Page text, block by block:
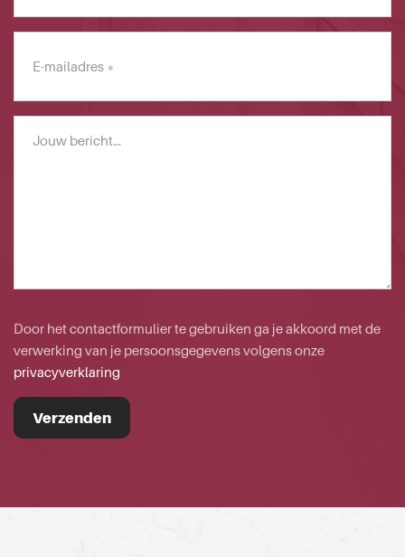
mailadres
Door het contactformulier te gebruiken ga je akkoord met de
verwerking van je persoonsgegevens volgens onze
privacyverklaring
Verzenden